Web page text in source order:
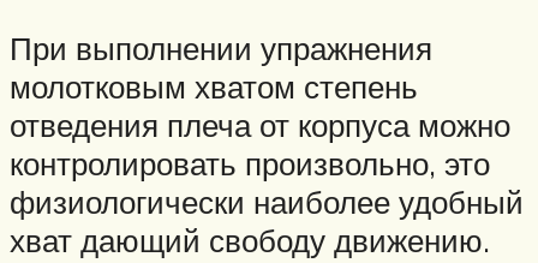
При выполнении упражнения
молотковым хватом степень
отведения плеча от корпуса можно
контролировать произвольно, это
физиологически наиболее удобный
хват дающий свободу движению.